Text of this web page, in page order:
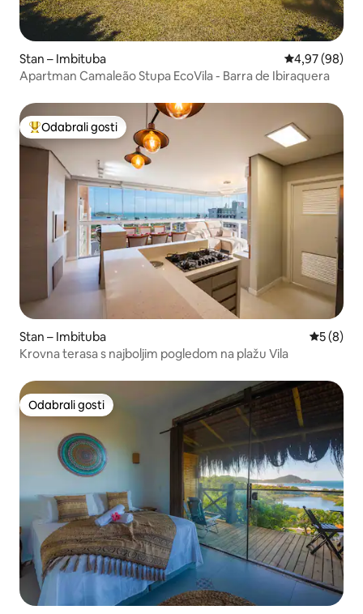
Stan – Imbituba Prosječna
4,97 (98)
Apartman Camaleão Stupa EcoVila - Barra de Ibiraquera
Među najviše rangiranima s oznakom „Odabrali gosti”
Odabrali gosti
Stan – Imbituba
5 (8)
Krovna terasa s najboljim pogledom na plažu Vila
Odabrali gosti
Odabrali gosti